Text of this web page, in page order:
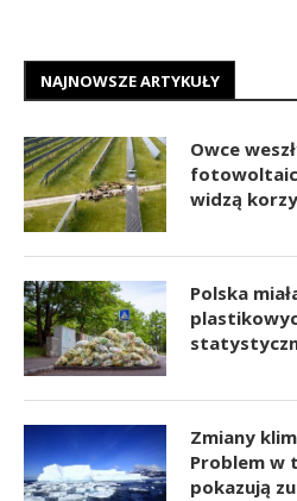
NAJNOWSZE ARTYKUŁY
Owce
widzą
Polska
Zmiany
Problem w
pokazują